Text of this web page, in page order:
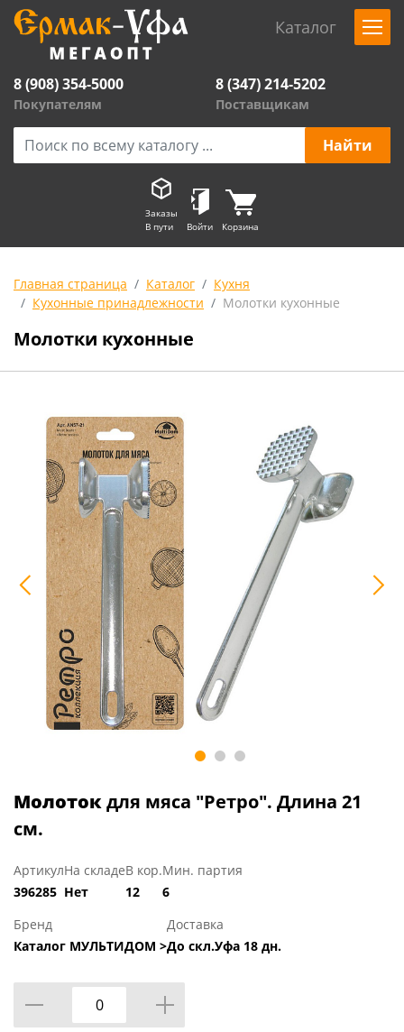
Каталог
8 (908) 354-5000
Покупателям
8 (347) 214-5202
Поставщикам
Заказы
В пути
Войти Корзина
Главная страница Каталог
Кухня
Кухонные принадлежности
Молотки кухонные
Молотки кухонные
Молотокдля мяса "Ретро". Длина 21
см.
Артикул
396285
На складе
Нет
В кор.
12
Мин. партия
6
Бренд
Каталог МУЛЬТИДОМ >
Доставка
До скл.Уфа 18 дн.